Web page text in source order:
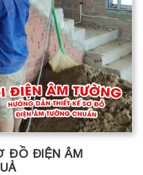
ĐỒ ĐIỆN ÂM